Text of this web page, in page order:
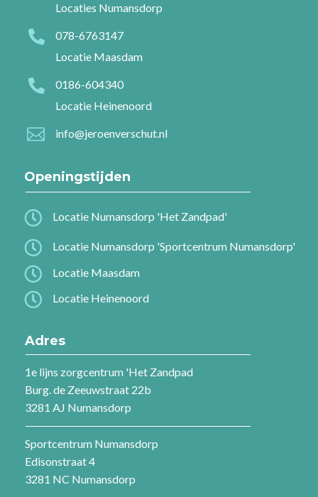
Locaties Numansdorp

078-6763147
Locatie Maasdam

0186-604340
Locatie Heinenoord
 info@jeroenverschut.nl
Openingstijden
 Locatie Numansdorp 'Het Zandpad'
 Locatie Numansdorp 'Sportcentrum Numansdorp'
 Locatie Maasdam
 Locatie Heinenoord
Adres
1e lijns zorgcentrum 'Het Zandpad
Burg. de Zeeuwstraat 22b
3281 AJ Numansdorp
Sportcentrum Numansdorp
Edisonstraat 4
3281 NC Numansdorp